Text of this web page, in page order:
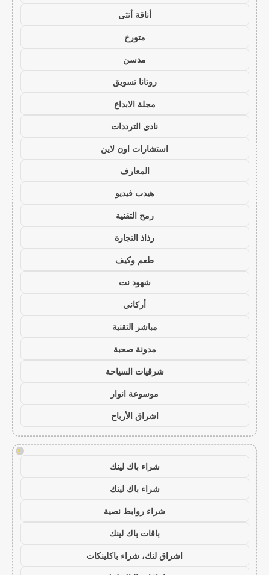
أناقة أنثى
متورخ
مدسن
روتانا تسويق
مجلة الابداع
نادي الترددات
استشارات اون لاين
المعارف
هيدب فيديو
رمح التقنية
رذاذ التجارة
طعم وكيف
شهود نت
أركاني
مباشر التقنية
مدونة صحبة
شرقيات السياحة
موسوعة انوار
اشراق الأرباح
!
شراء باك لينك
شراء باك لينك
شراء روابط نصية
باقات باك لينك
اشراق لنك، شراء باكلينكات